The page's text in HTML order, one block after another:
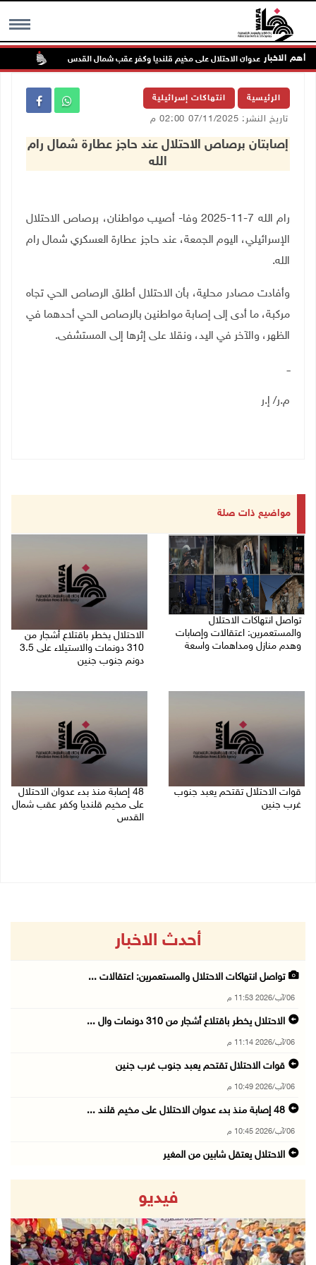
MENU أهم الاخبار
الرئيسية انتهاكات إسرائيلية
تاريخ النشر: 07/11/2025 02:00 م
إصابتان برصاص الاحتلال عند حاجز عطارة شمال رام
الله
رام الله 7-11-2025 وفا- أصيب مواطنان، برصاص الاحتلال
الإسرائيلي، اليوم الجمعة، عند حاجز عطارة العسكري شمال رام
الله.
وأفادت مصادر محلية، بأن الاحتلال أطلق الرصاص الحي تجاه
مركبة، ما أدى إلى إصابة مواطنين بالرصاص الحي أحدهما في
الظهر، والآخر في اليد، ونقلا على إثرها إلى المستشفى.
ــ
م.ر/ إ.ر
مواضيع ذات صلة
تواصل انتهاكات الاحتلال
والمستعمرين: اعتقالات وإصابات
وهدم منازل ومداهمات واسعة
الاحتلال يخطر باقتلاع أشجار من
310 دونمات والاستيلاء على 3.5
دونم جنوب جنين
قوات الاحتلال تقتحم يعبد جنوب
غرب جنين
48 إصابة منذ بدء عدوان الاحتلال
على مخيم قلنديا وكفر عقب شمال
القدس
أحدث الاخبار
تواصل انتهاكات الاحتلال والمستعمرين: اعتقالات ...
06/آب/2026 11:53 م
الاحتلال يخطر باقتلاع أشجار من 310 دونمات وال ...
06/آب/2026 11:14 م
قوات الاحتلال تقتحم يعبد جنوب غرب جنين
06/آب/2026 10:49 م
48 إصابة منذ بدء عدوان الاحتلال على مخيم قلند ...
06/آب/2026 10:45 م
الاحتلال يعتقل شابين من المغير
وزير الداخلية يبحث مع مكافحة المخدرات الدولي ...
06/آب/2026 10:01 م
رئيس بلدية الخليل يطلع وفدا أميركيا على تطورا ...
فيديو